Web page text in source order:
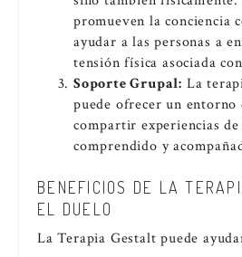
promueven la conciencia
ayudar a las personas a
tensión física asociada
Soporte Grupal: La
puede ofrecer un entorno
compartir experiencias
comprendido y
BENEFICIOS DE LA
EL DUELO
La Terapia Gestalt puede